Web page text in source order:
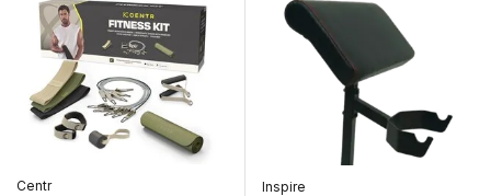
Centr Inspire